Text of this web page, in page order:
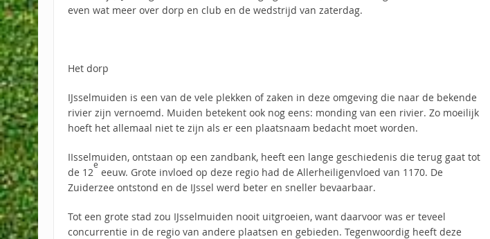
even wat meer over dorp en club en de wedstrijd van zaterdag.
Het dorp
IJsselmuiden is een van de vele plekken of zaken in deze omgeving die naar de bekende
rivier zijn vernoemd. Muiden betekent ook nog eens: monding van een rivier. Zo moeilijk
hoeft het allemaal niet te zijn als er een plaatsnaam bedacht moet worden.
IIsselmuiden, ontstaan op een zandbank, heeft een lange geschiedenis die terug gaat tot
de 12
e
eeuw. Grote invloed op deze regio had de Allerheiligenvloed van 1170. De
Zuiderzee ontstond en de IJssel werd beter en sneller bevaarbaar.
Tot een grote stad zou IJsselmuiden nooit uitgroeien, want daarvoor was er teveel
concurrentie in de regio van andere plaatsen en gebieden. Tegenwoordig heeft deze